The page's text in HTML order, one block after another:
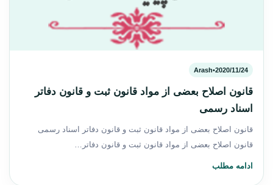
2020/11/24
•
Arash
قانون اصلاح بعضی از مواد قانون ثبت و قانون دفاتر
اسناد رسمی
قانون اصلاح بعضی از مواد قانون ثبت و قانون دفاتر اسناد رسمی
‌قانون اصلاح بعضی از مواد قانون ثبت و قانون دفاتر…
ادامه مطلب